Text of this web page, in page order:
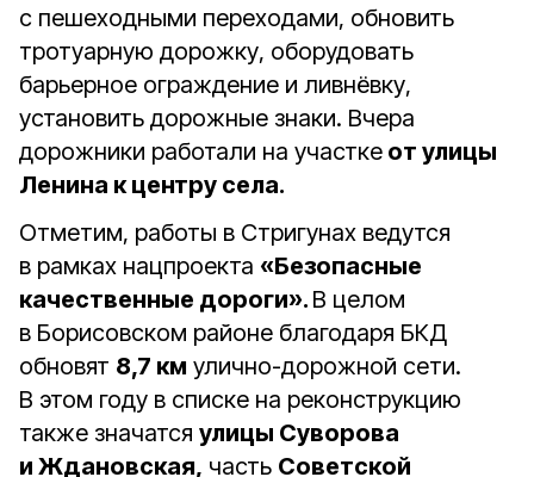
с пешеходными переходами, обновить
тротуарную дорожку, оборудовать
барьерное ограждение и ливнёвку,
установить дорожные знаки. Вчера
дорожники работали на участке от улицы
Ленина к центру села.
Отметим, работы в Стригунах ведутся
в рамках нацпроекта «Безопасные
качественные дороги». В целом
в Борисовском районе благодаря БКД
обновят 8,7 км улично-дорожной сети.
В этом году в списке на реконструкцию
также значатся улицы Суворова
и Ждановская, часть Советской